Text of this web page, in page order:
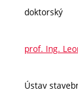
doktorský
prof. Ing.
Ústav